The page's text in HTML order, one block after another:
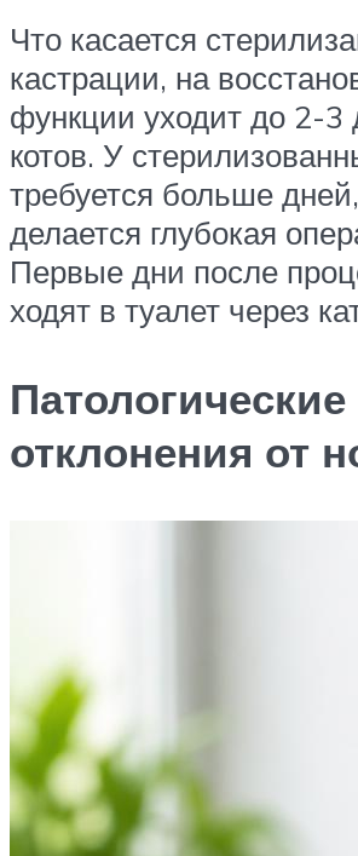
Что касается
кастрации, на
функции уходит до 2-3
котов. У
требуется больше
делается глубокая
Первые дни после
ходят в туалет через
Патологические
отклонения от